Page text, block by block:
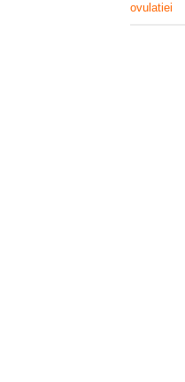
ovulatiei